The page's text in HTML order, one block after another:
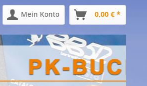
Mein Konto 0,00 € *